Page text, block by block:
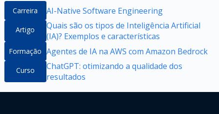
Carreira AI-Native Software Engineering
Artigo
Quais são os tipos de Inteligência Artificial
(IA)? Exemplos e características
Formação Agentes de IA na AWS com Amazon Bedrock
Curso
ChatGPT: otimizando a qualidade dos
resultados